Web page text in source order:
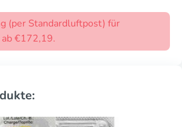
(per Standardluftpost) für
€172,19.